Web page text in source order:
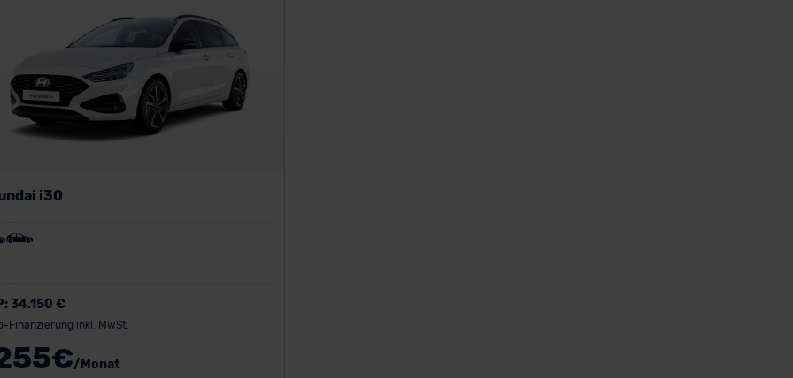
i30
34.150 €
Finanzierung inkl. MwSt.
€/Monat